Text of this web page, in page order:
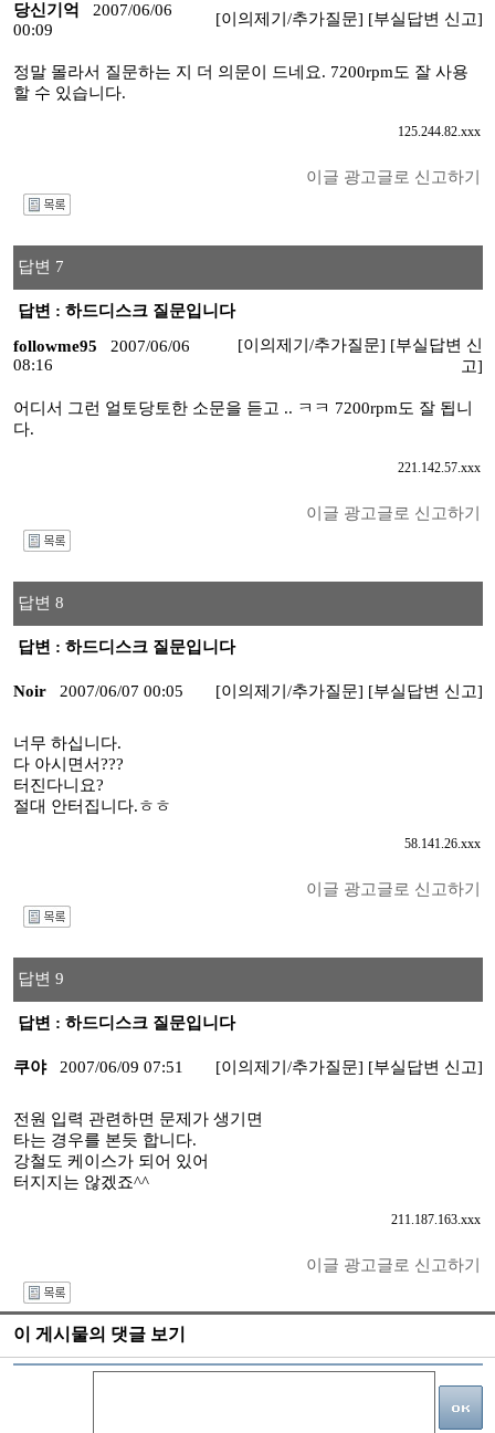
당신기억
2007/06/06
00:09
[이의제기/추가질문] [부실답변 신고]
정말 몰라서 질문하는 지 더 의문이 드네요. 7200rpm도 잘 사용
할 수 있습니다.
125.244.82.xxx
이글 광고글로 신고하기
답변 7
답변 : 하드디스크 질문입니다
followme95
2007/06/06
08:16
[이의제기/추가질문] [부실답변 신
고]
어디서 그런 얼토당토한 소문을 듣고 .. ㅋㅋ 7200rpm도 잘 됩니
다.
221.142.57.xxx
이글 광고글로 신고하기
답변 8
답변 : 하드디스크 질문입니다
Noir 2007/06/07 00:05 [이의제기/추가질문] [부실답변 신고]
너무 하십니다.
다 아시면서???
터진다니요?
절대 안터집니다.ㅎㅎ
58.141.26.xxx
이글 광고글로 신고하기
답변 9
답변 : 하드디스크 질문입니다
쿠야 2007/06/09 07:51 [이의제기/추가질문] [부실답변 신고]
전원 입력 관련하면 문제가 생기면
타는 경우를 본듯 합니다.
강철도 케이스가 되어 있어
터지지는 않겠죠^^
211.187.163.xxx
이글 광고글로 신고하기
이 게시물의 댓글 보기